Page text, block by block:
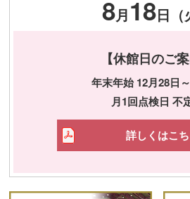
8月18日（
【休館日のご案
年末年始 12月28日
月1回点検日 不
詳しくはこ